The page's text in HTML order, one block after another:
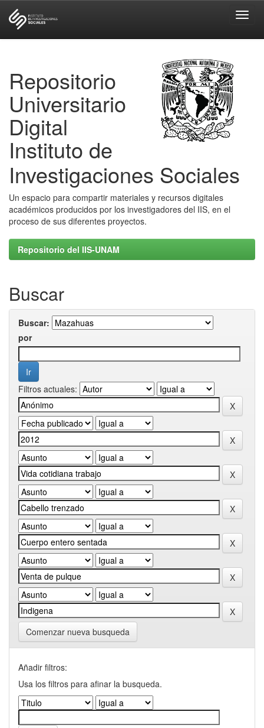
Repositorio
Universitario
Digital
Instituto de
Investigaciones Sociales
Un espacio para compartir materiales y recursos digitales
académicos producidos por los investigadores del IIS, en el
proceso de sus diferentes proyectos.
Repositorio del IIS-UNAM
Buscar
Buscar:
por
Filtros actuales:
Comenzar nueva busqueda
Añadir filtros:
Usa los filtros para afinar la busqueda.